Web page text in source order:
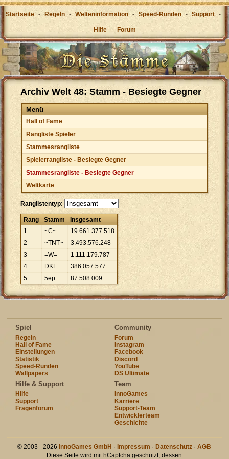
Startseite - Regeln - Welteninformation - Speed-Runden - Support -
Hilfe - Forum
Archiv Welt 48: Stamm - Besiegte Gegner
Menü
Hall of Fame
Rangliste Spieler
Stammesrangliste
Spielerrangliste - Besiegte Gegner
Stammesrangliste - Besiegte Gegner
Weltkarte
Ranglistentyp:
Rang Stamm
Insgesamt
1
~C~ 19.661.377.518
2
~TNT~ 3.493.576.248
3
=W= 1.111.179.787
4
DKF 386.057.577
5
5ep 87.508.009
Spiel
Regeln
Hall of Fame
Einstellungen
Statistik
Speed-Runden
Wallpapers
Community
Forum
Instagram
Facebook
Discord
YouTube
DS Ultimate
Hilfe & Support
Hilfe
Support
Fragenforum
Team
InnoGames
Karriere
Support-Team
Entwicklerteam
Geschichte
© 2003 - 2026 InnoGames GmbH · Impressum · Datenschutz ·AGB
Diese Seite wird mit hCaptcha geschützt, dessen